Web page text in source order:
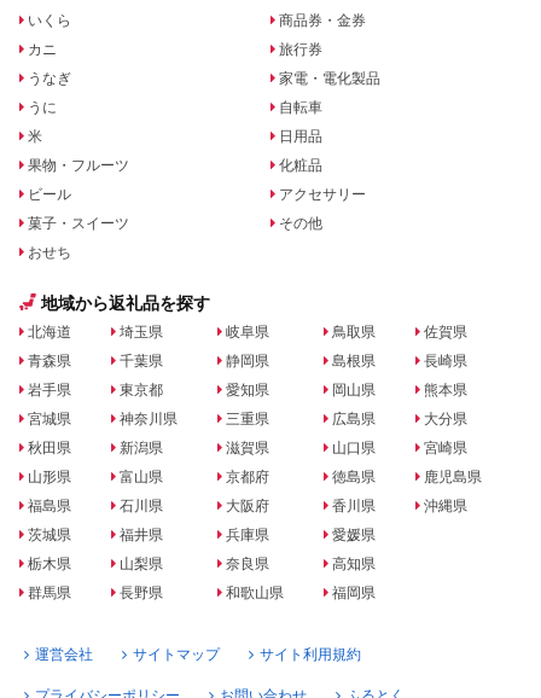
いくら
カニ
うなぎ
うに
米
果物・フルーツ
ビール
菓子・スイーツ
おせち
商品券・金券
旅行券
家電・電化製品
自転車
日用品
化粧品
アクセサリー
その他
地域から返礼品を探す
北海道
青森県
岩手県
宮城県
秋田県
山形県
福島県
茨城県
栃木県
群馬県
埼玉県
千葉県
東京都
神奈川県
新潟県
富山県
石川県
福井県
山梨県
長野県
岐阜県
静岡県
愛知県
三重県
滋賀県
京都府
大阪府
兵庫県
奈良県
和歌山県
鳥取県
島根県
岡山県
広島県
山口県
徳島県
香川県
愛媛県
高知県
福岡県
佐賀県
長崎県
熊本県
大分県
宮崎県
鹿児島県
沖縄県
運営会社 サイトマップ サイト利用規約